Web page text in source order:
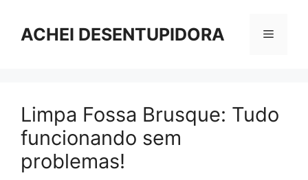
ACHEI DESENTUPIDORA Menu
Limpa Fossa Brusque: Tudo
funcionando sem
problemas!